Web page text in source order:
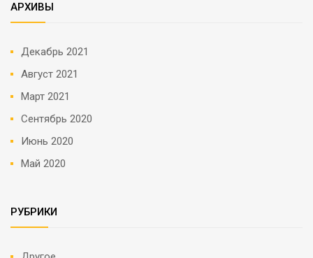
АРХИВЫ
Декабрь 2021
Август 2021
Март 2021
Сентябрь 2020
Июнь 2020
Май 2020
РУБРИКИ